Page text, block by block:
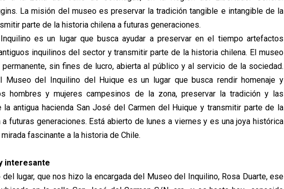
La misión del museo es preservar la tradición tangible e intangible de la
parte de la historia chilena a futuras generaciones.
es un lugar que busca ayudar a preservar en el tiempo artefactos
inquilinos del sector y transmitir parte de la historia chilena. El museo
sin fines de lucro, abierta al público y al servicio de la sociedad.
Museo del Inquilino del Huique es un lugar que busca rendir homenaje y
hombres y mujeres campesinos de la zona, preservar la tradición y las
la antigua hacienda San José del Carmen del Huique y transmitir parte de la
futuras generaciones. Está abierto de lunes a viernes y es una joya histórica
fascinante a la historia de Chile.
interesante
lugar, que nos hizo la encargada del Museo del Inquilino, Rosa Duarte, ese